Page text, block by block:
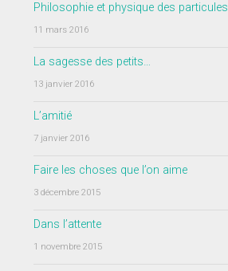
Philosophie et physique des particules
11 mars 2016
La sagesse des petits…
13 janvier 2016
L’amitié
7 janvier 2016
Faire les choses que l’on aime
3 décembre 2015
Dans l’attente
1 novembre 2015